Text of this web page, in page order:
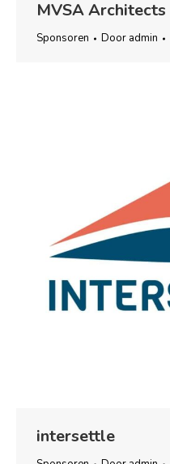
MVSA Architects
Sponsoren Door admin
intersettle